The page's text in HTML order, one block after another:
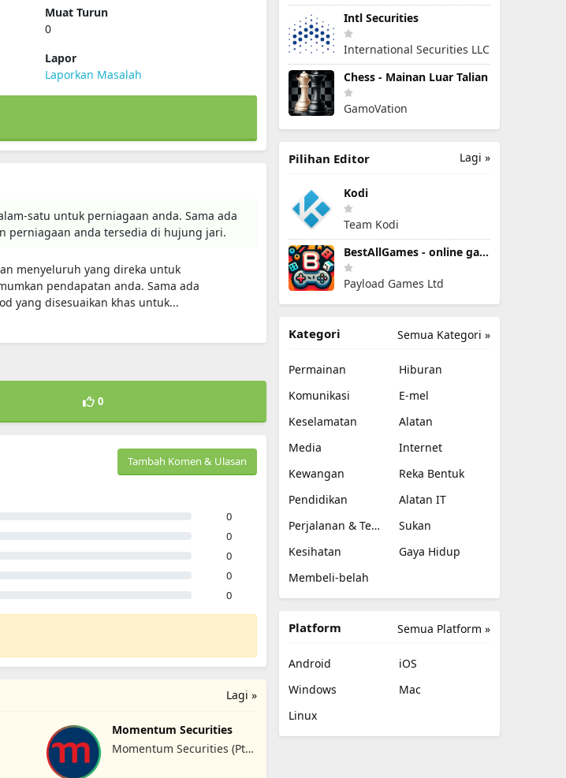
Muat Turun
0
Lapor
Laporkan Masalah
satu untuk perniagaan anda. Sama ada
perniagaan anda tersedia di hujung jari.
menyeluruh yang direka untuk
pendapatan anda. Sama ada
yang disesuaikan khas untuk...
0
Tambah Komen & Ulasan
0
0
0
0
0
Lagi »
Momentum Securities
Momentum Securities (Pty)
Intl Securities
International Securities LLC
Chess - Mainan Luar Talian
GamoVation
Lagi »
Pilihan Editor
Kodi
Team Kodi
BestAllGames - online games
Payload Games Ltd
Semua Kategori »
Kategori
Permainan
Hiburan
Komunikasi
E-mel
Keselamatan
Alatan
Media
Internet
Kewangan
Reka Bentuk
Pendidikan
Alatan IT
Perjalanan & Tempatan
Sukan
Kesihatan
Gaya Hidup
Membeli-belah
Semua Platform »
Platform
Android
iOS
Windows
Mac
Linux